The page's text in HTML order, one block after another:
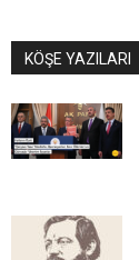
KÖŞE YAZILARI